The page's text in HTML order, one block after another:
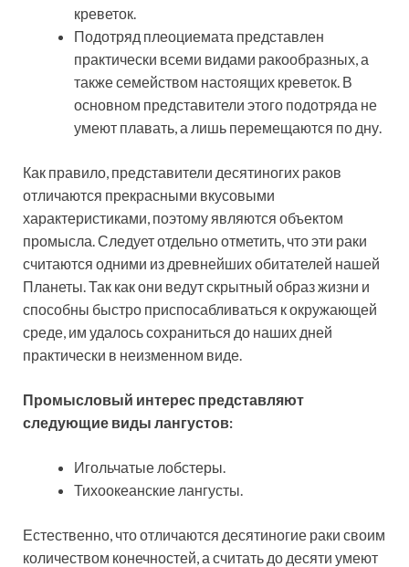
креветок.
Подотряд плеоциемата представлен
практически всеми видами ракообразных, а
также семейством настоящих креветок. В
основном представители этого подотряда не
умеют плавать, а лишь перемещаются по дну.
Как правило, представители десятиногих раков
отличаются прекрасными вкусовыми
характеристиками, поэтому являются объектом
промысла. Следует отдельно отметить, что эти раки
считаются одними из древнейших обитателей нашей
Планеты. Так как они ведут скрытный образ жизни и
способны быстро приспосабливаться к окружающей
среде, им удалось сохраниться до наших дней
практически в неизменном виде.
Промысловый интерес представляют
следующие виды лангустов:
Игольчатые лобстеры.
Тихоокеанские лангусты.
Естественно, что отличаются десятиногие раки своим
количеством конечностей, а считать до десяти умеют